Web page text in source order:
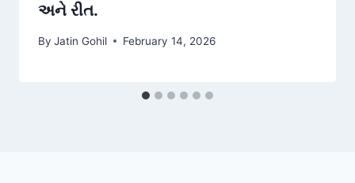
અને રીત.
By Jatin Gohil February 14, 2026